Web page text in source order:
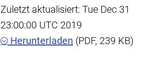
Zuletzt aktualisiert: Tue Dec 31
23:00:00 UTC 2019
Herunterladen (PDF, 239 KB)